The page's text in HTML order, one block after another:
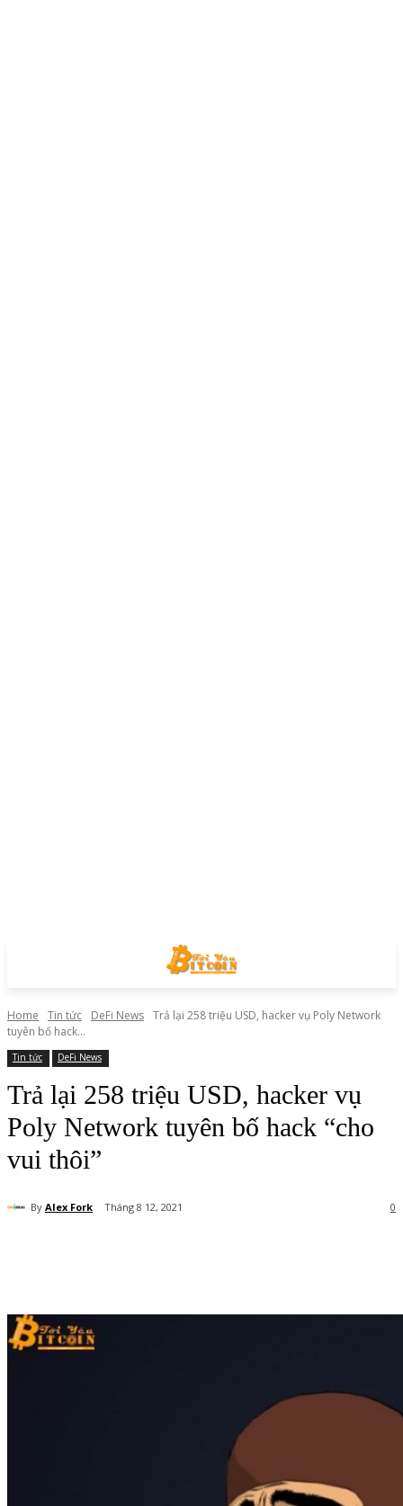
Home Tin tức DeFi News Trả lại 258 triệu USD, hacker vụ Poly Network
tuyên bố hack...
Tin tức DeFi News
Trả lại 258 triệu USD, hacker vụ
Poly Network tuyên bố hack “cho
vui thôi”
By Alex Fork Tháng 8 12, 2021 0